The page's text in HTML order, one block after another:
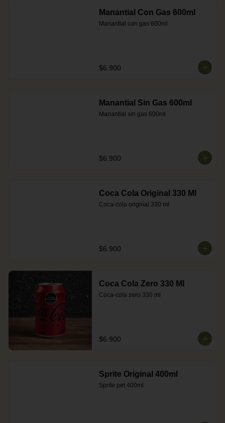
Manantial Con Gas 600ml
Manantial con gas 600ml
$6.900
Manantial Sin Gas 600ml
Manantial sin gas 600ml
$6.900
Coca Cola Original 330 Ml
Coca-cola original 330 ml
$6.900
Coca Cola Zero 330 Ml
Coca-cola zero 330 ml
$6.900
Sprite Original 400ml
Sprite pet 400ml